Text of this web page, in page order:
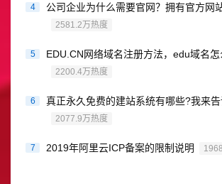
4 公司企业为什么需要官网？拥有官方网
2581.2万热度
5 EDU.CN网络域名注册方法，edu域名怎
2200.4万热度
6 真正永久免费的建站系统有哪些?我来
2077.9万热度
7 2019年阿里云ICP备案的限制说明